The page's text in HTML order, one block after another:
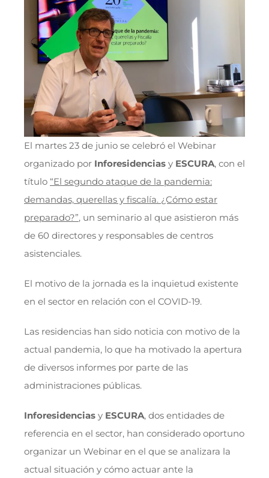
El martes 23 de junio se celebró el Webinar
organizado por Inforesidencias y ESCURA, con el
título “El segundo ataque de la pandemia:
demandas, querellas y fiscalía. ¿Cómo estar
preparado?”, un seminario al que asistieron más
de 60 directores y responsables de centros
asistenciales.
El motivo de la jornada es la inquietud existente
en el sector en relación con el COVID-19.
Las residencias han sido noticia con motivo de la
actual pandemia, lo que ha motivado la apertura
de diversos informes por parte de las
administraciones públicas.
Inforesidencias y ESCURA, dos entidades de
referencia en el sector, han considerado oportuno
organizar un Webinar en el que se analizara la
actual situación y cómo actuar ante la